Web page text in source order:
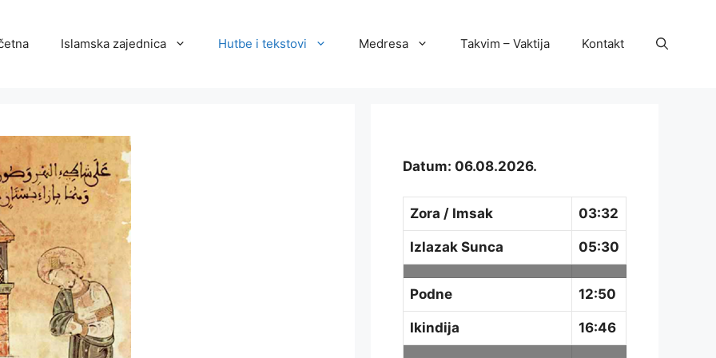
Islamska zajednica Hutbe i tekstovi Medresa Takvim – Vaktija Kontakt
Datum: 06.08.2026.
Zora / Imsak 03:32
Izlazak Sunca 05:30
Podne 12:50
Ikindija 16:46